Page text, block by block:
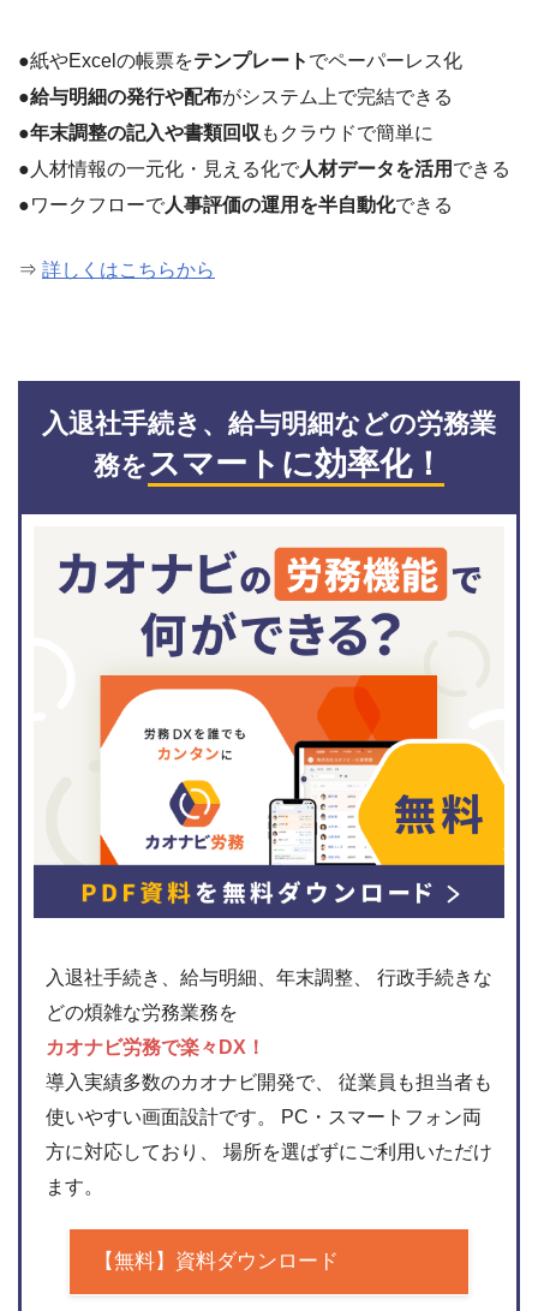
●紙やExcelの帳票をテンプレート でペーパーレス化
●給与明細の発行や配布がシステム上で完結できる
●年末調整の記入や書類回収 もクラウドで簡単に
●人材情報の一元化・見える化で人材データを活用 できる
●ワークフローで人事評価の運用を半自動化できる
⇒ 詳しくはこちらから
入退社手続き、給与明細などの労務業
務をスマートに効率化！
入退社手続き、給与明細、年末調整、 行政手続きな
どの煩雑な労務業務を
カオナビ労務で楽々DX！
導入実績多数のカオナビ開発で、 従業員も担当者も
使いやすい画面設計です。 PC・スマートフォン両
方に対応しており、 場所を選ばずにご利用いただけ
ます。
【無料】資料ダウンロード